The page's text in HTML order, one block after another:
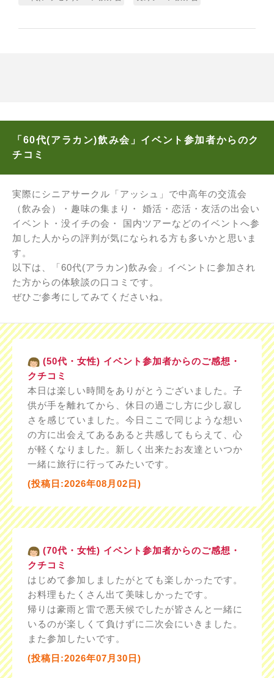
「60代(アラカン)飲み会」イベント参加者からのク
チコミ
実際にシニアサークル「アッシュ」で中高年の交流会
（飲み会）・趣味の集まり・ 婚活・恋活・友活の出会い
イベント・没イチの会・ 国内ツアーなどのイベントへ参
加した人からの評判が気になられる方も多いかと思いま
す。
以下は、「60代(アラカン)飲み会」イベントに参加され
た方からの体験談の口コミです。
ぜひご参考にしてみてくださいね。
(50代・女性) イベント参加者からのご感想・
クチコミ
本日は楽しい時間をありがとうございました。子
供が手を離れてから、休日の過ごし方に少し寂し
さを感じていました。今日ここで同じような想い
の方に出会えてあるあると共感してもらえて、心
が軽くなりました。新しく出来たお友達といつか
一緒に旅行に行ってみたいです。
(投稿日:2026年08月02日)
(70代・女性) イベント参加者からのご感想・
クチコミ
はじめて参加しましたがとても楽しかったです。
お料理もたくさん出て美味しかったです。
帰りは豪雨と雷で悪天候でしたが皆さんと一緒に
いるのが楽しくて負けずに二次会にいきました。
また参加したいです。
(投稿日:2026年07月30日)